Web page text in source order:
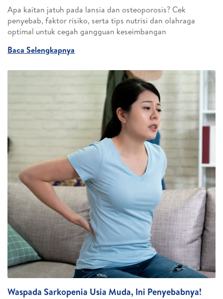
Apa kaitan jatuh pada lansia dan osteoporosis? Cek
penyebab, faktor risiko, serta tips nutrisi dan olahraga
optimal untuk cegah gangguan keseimbangan
Baca Selengkapnya
Waspada Sarkopenia Usia Muda, Ini Penyebabnya!